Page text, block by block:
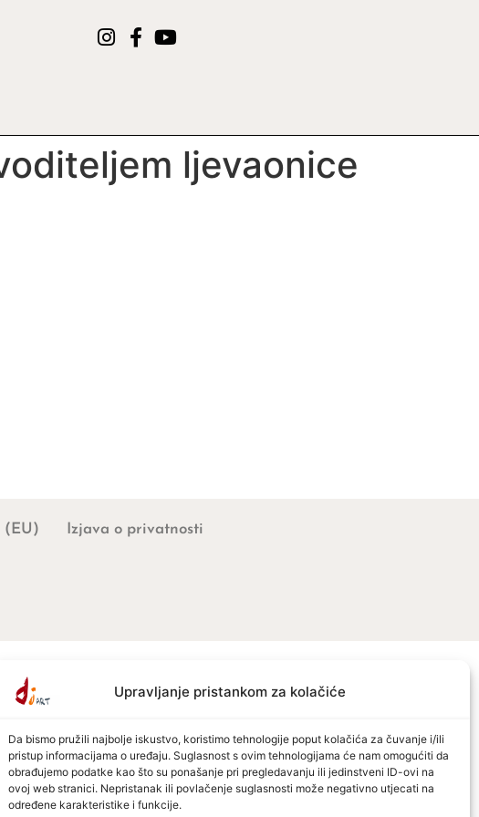
Upravljanje pristankom za kolačiće
Da bismo pružili najbolje iskustvo, koristimo tehnologije poput kolačića za čuvanje i/ili
pristup informacijama o uređaju. Suglasnost s ovim tehnologijama će nam omogućiti da
obrađujemo podatke kao što su ponašanje pri pregledavanju ili jedinstveni ID-ovi na
ovoj web stranici. Nepristanak ili povlačenje suglasnosti može negativno utjecati na
određene karakteristike i funkcije.
ljevaonice
(EU) Izjava o privatnosti